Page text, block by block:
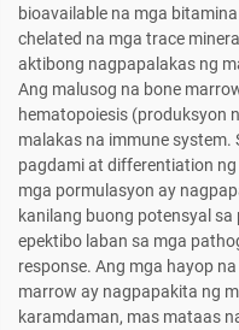
bioavailable na mga bitamina
chelated na mga trace
aktibong nagpapalakas ng
Ang malusog na bone
hematopoiesis (produksyon
malakas na immune
pagdami at differentiation
mga pormulasyon ay
kanilang buong potensyal
epektibo laban sa mga
response. Ang mga hayop
marrow ay nagpapakita ng
karamdaman, mas mataas